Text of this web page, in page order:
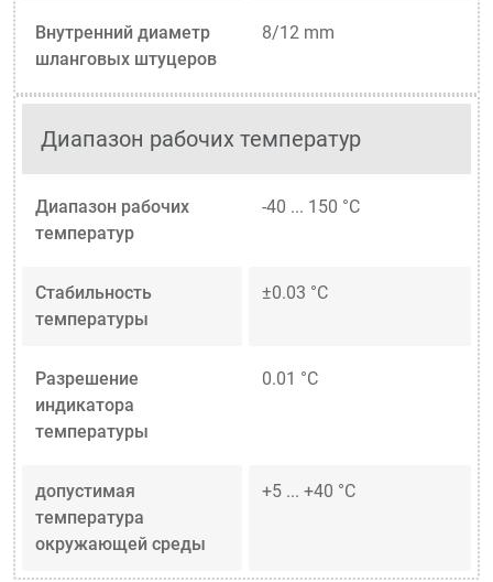
Внутренний диаметр
шланговых штуцеров
8/12 mm
Диапазон рабочих температур
Диапазон рабочих
температур
-40 ... 150 °C
Стабильность
температуры
±0.03 °C
Разрешение
индикатора
температуры
0.01 °C
допустимая
температура
окружающей среды
+5 ... +40 °C